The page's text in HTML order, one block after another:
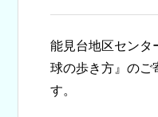
能見台地区センタ
球の歩き方』のご
す。